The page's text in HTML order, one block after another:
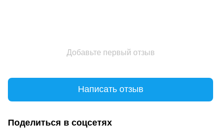
Добавьте первый отзыв
Написать отзыв
Поделиться в соцсетях